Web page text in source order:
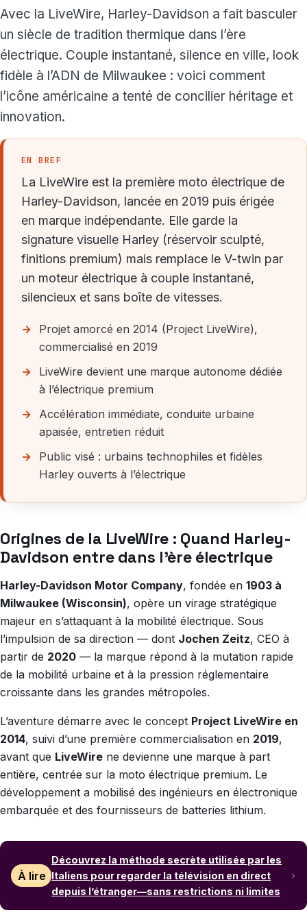
Avec la LiveWire, Harley-Davidson a fait basculer
un siècle de tradition thermique dans l’ère
électrique. Couple instantané, silence en ville, look
fidèle à l’ADN de Milwaukee : voici comment
l’icône américaine a tenté de concilier héritage et
innovation.
EN BREF
La LiveWire est la première moto électrique de
Harley-Davidson, lancée en 2019 puis érigée
en marque indépendante. Elle garde la
signature visuelle Harley (réservoir sculpté,
finitions premium) mais remplace le V-twin par
un moteur électrique à couple instantané,
silencieux et sans boîte de vitesses.
Projet amorcé en 2014 (Project LiveWire),
commercialisé en 2019
LiveWire devient une marque autonome dédiée
à l’électrique premium
Accélération immédiate, conduite urbaine
apaisée, entretien réduit
Public visé : urbains technophiles et fidèles
Harley ouverts à l’électrique
Origines de la LiveWire : Quand Harley-
Davidson entre dans l’ère électrique
Harley-Davidson Motor Company, fondée en 1903 à
Milwaukee (Wisconsin), opère un virage stratégique
majeur en s’attaquant à la mobilité électrique. Sous
l’impulsion de sa direction — dont Jochen Zeitz, CEO à
partir de 2020 — la marque répond à la mutation rapide
de la mobilité urbaine et à la pression réglementaire
croissante dans les grandes métropoles.
L’aventure démarre avec le concept Project LiveWire en
2014, suivi d’une première commercialisation en 2019,
avant que LiveWire ne devienne une marque à part
entière, centrée sur la moto électrique premium. Le
développement a mobilisé des ingénieurs en électronique
embarquée et des fournisseurs de batteries lithium.
À lire
Découvrez la méthode secrète utilisée par les
Italiens pour regarder la télévision en direct
depuis l’étranger—sans restrictions ni limites